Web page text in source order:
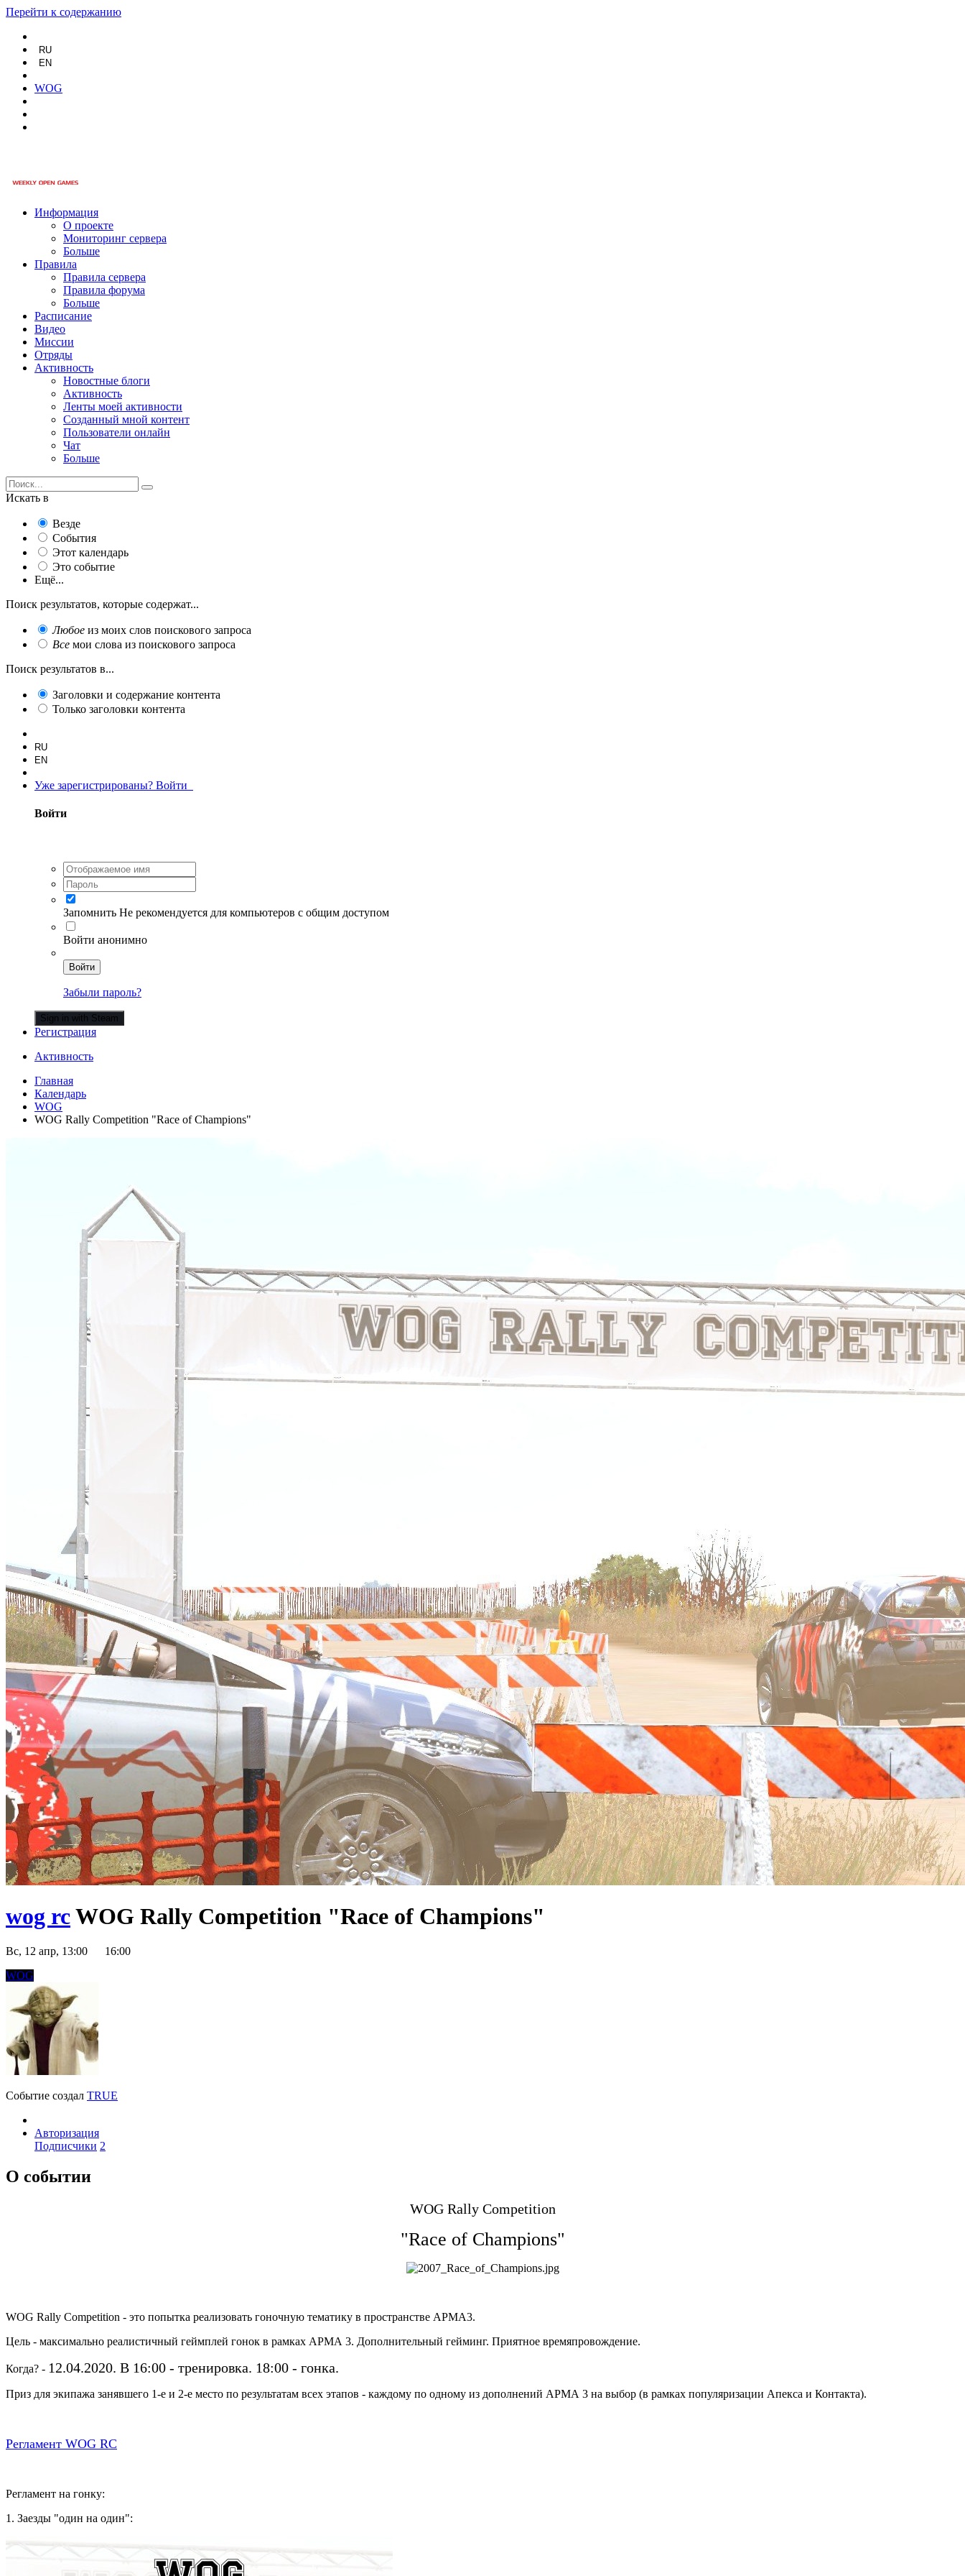
Перейти к содержанию
RU
EN
WOG
Информация
О проекте
Мониторинг сервера
Больше
Правила
Правила сервера
Правила форума
Больше
Расписание
Видео
Миссии
Отряды
Активность
Новостные блоги
Активность
Ленты моей активности
Созданный мной контент
Пользователи онлайн
Чат
Больше
Искать в
Везде
События
Этот календарь
Это событие
Ещё...
Поиск результатов, которые содержат...
Любое из моих слов поискового запроса
Все мои слова из поискового запроса
Поиск результатов в...
Заголовки и содержание контента
Только заголовки контента
RU
EN
Уже зарегистрированы? Войти
Войти
Запомнить Не рекомендуется для компьютеров с общим доступом
Войти анонимно
Войти
Забыли пароль?
Sign in with Steam
Регистрация
Активность
Главная
Календарь
WOG
WOG Rally Competition "Race of Champions"
wog rcWOG Rally Competition "Race of Champions"
Вс, 12 апр, 13:00
16:00
WOG
Событие создал TRUE
Авторизация
Подписчики 2
О событии
WOG Rally Competition
"Race of Champions"
WOG Rally Competition - это попытка реализовать гоночную тематику в пространстве АРМА3.
Цель - максимально реалистичный геймплей гонок в рамках АРМА 3. Дополнительный гейминг. Приятное времяпровождение.
Когда? - 12.04.2020. В 16:00 - тренировка. 18:00 - гонка.
Приз для экипажа занявшего 1-е и 2-е место по результатам всех этапов - каждому по одному из дополнений АРМА 3 на выбор (в рамках популяризации Апекса и Контакта).
Регламент WOG RC
Регламент на гонку:
1. Заезды "один на один":